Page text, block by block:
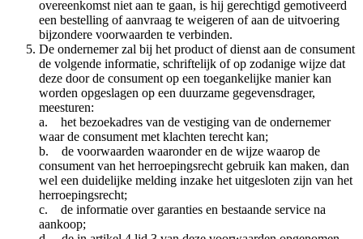
overeenkomst niet aan te gaan, is hij gerechtigd gemotiveerd
een bestelling of aanvraag te weigeren of aan de uitvoering
bijzondere voorwaarden te verbinden.
De ondernemer zal bij het product of dienst aan de consument
de volgende informatie, schriftelijk of op zodanige wijze dat
deze door de consument op een toegankelijke manier kan
worden opgeslagen op een duurzame gegevensdrager,
meesturen:
a. het bezoekadres van de vestiging van de ondernemer
waar de consument met klachten terecht kan;
b. de voorwaarden waaronder en de wijze waarop de
consument van het herroepingsrecht gebruik kan maken, dan
wel een duidelijke melding inzake het uitgesloten zijn van het
herroepingsrecht;
c. de informatie over garanties en bestaande service na
aankoop;